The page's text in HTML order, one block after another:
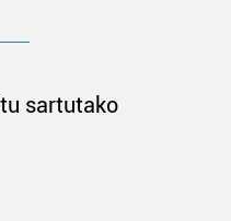
sartutako